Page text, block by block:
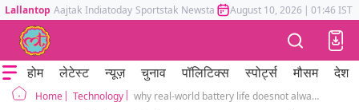
Lallantop Aajtak Indiatoday Sportstak Newstak Mumbai Tak Astrotak
August 10, 2026 | 01:46 IST
होम लेटेस्ट न्यूज़ चुनाव पॉलिटिक्स स्पोर्ट्स मौसम देश
Home Technology why real-world battery life doesnot always seem to match with actual capacity